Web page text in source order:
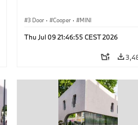
3 Door · Cooper · MINI
Thu Jul 09 21:46:55 CEST 2026